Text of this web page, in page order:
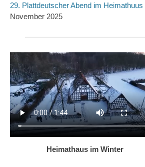
29. Plattdeutscher Abend im Heimathuus
November 2025
Heimathaus im Winter